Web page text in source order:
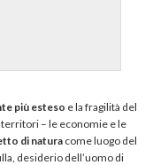
più esteso e la fragilità del
– le economie e le
di natura come luogo del
desiderio dell’uomo di